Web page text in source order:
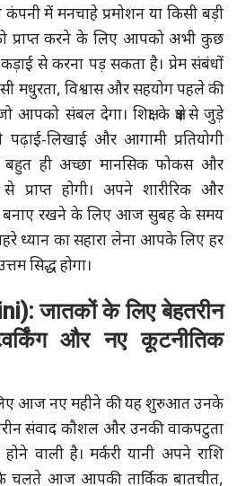
में मनचाहे प्रमोशन या किसी बड़ी
प्राप्त करने के लिए आपको अभी कुछ
से करना पड़ सकता है। प्रेम संबंधों
मधुरता, विश्वास और सहयोग पहले की
आपको संबल देगा। शिक्षा के क्षेत्र से जुड़े
पढ़ाई-लिखाई और आगामी प्रतियोगी
बहुत ही अच्छा मानसिक फोकस और
प्राप्त होगी। अपने शारीरिक और
बनाए रखने के लिए आज सुबह के समय
ध्यान का सहारा लेना आपके लिए हर
सिद्ध होगा।
जातकों के लिए बेहतरीन
और नए कूटनीतिक
आज नए महीने की यह शुरुआत उनके
संवाद कौशल और उनकी वाकपटुता
वाली है। मर्करी यानी अपने राशि
चलते आज आपकी तार्किक बातचीत,